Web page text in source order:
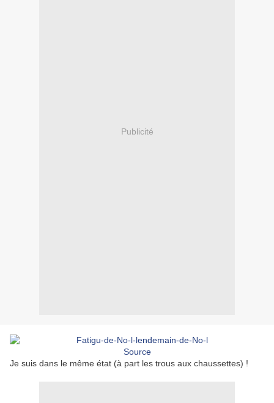
Publicité
Source
Je suis dans le même état (à part les trous aux chaussettes) !